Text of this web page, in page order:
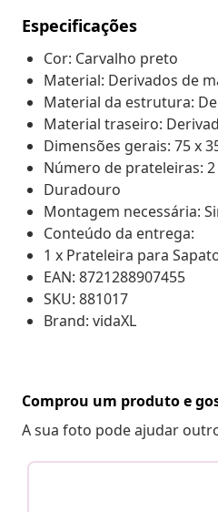
Especificações
Cor: Carvalho preto
Material: Derivados de
Material da estrutura:
Material traseiro:
Dimensões gerais: 75 x
Número de prateleiras: 2
Duradouro
Montagem necessária:
Conteúdo da entrega:
1 x Prateleira para
EAN: 8721288907455
SKU: 881017
Brand: vidaXL
Comprou um produto e
A sua foto pode ajudar